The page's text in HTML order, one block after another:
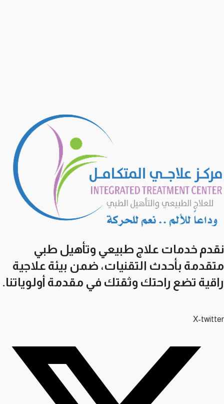
نقدم خدمات علاج طبيعي وتأهيل طبي
متقدمة بأحدث التقنيات، ضمن بيئة علاجية
راقية تضع راحتك وثقتك في مقدمة أولوياتنا.
X-twitter